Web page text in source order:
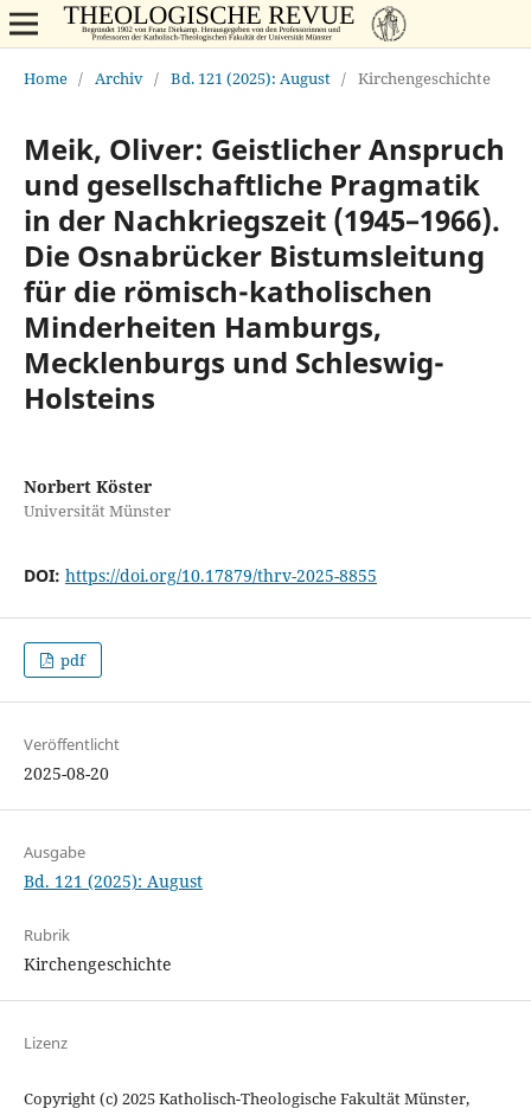
Home / Archiv / Bd. 121 (2025): August / Kirchengeschichte
Meik, Oliver: Geistlicher Anspruch
und gesellschaftliche Pragmatik
in der Nachkriegszeit (1945–1966).
Die Osnabrücker Bistumsleitung
für die römisch-katholischen
Minderheiten Hamburgs,
Mecklenburgs und Schleswig-
Holsteins
Norbert Köster
Universität Münster
DOI: https://doi.org/10.17879/thrv-2025-8855
pdf
Veröffentlicht
2025-08-20
Ausgabe
Bd. 121 (2025): August
Rubrik
Kirchengeschichte
Lizenz
Copyright (c) 2025 Katholisch-Theologische Fakultät Münster,